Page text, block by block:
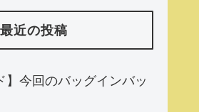
最近の投稿
】今回のバッグインバッ